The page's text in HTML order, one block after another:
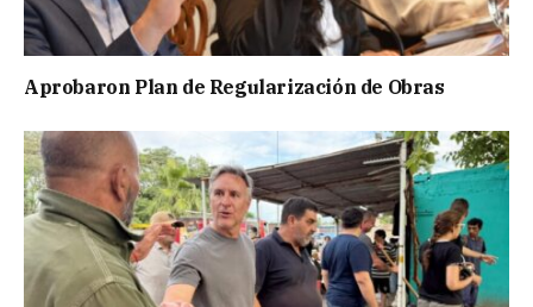
Aprobaron Plan de Regularización de Obras